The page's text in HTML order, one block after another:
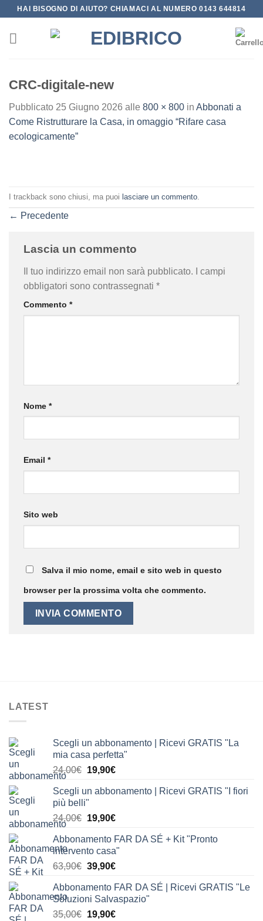
Salta
contenuti
HAI BISOGNO DI AIUTO? CHIAMACI AL NUMERO 0143 644814
CRC-digitale-new
Pubblicato 25 Giugno 2026 alle 800 × 800 in Abbonati a
Come Ristrutturare la Casa, in omaggio “Rifare casa
ecologicamente”
I trackback sono chiusi, ma puoi lasciare un commento
← Precedente
Lascia un commento
Il tuo indirizzo email non sarà pubblicato.
I campi
obbligatori sono contrassegnati *
Commento *
Nome *
Email *
Sito web
Salva il mio nome, email e sito web in questo
browser per la prossima volta che commento.
LATEST
Scegli un abbonamento | Ricevi GRATIS "La
mia casa perfetta"
24,00€ Il
originale
24,00€.
19,90€Il
attuale
19,90€.
Scegli un abbonamento | Ricevi GRATIS "I fiori
più belli"
24,00€ Il
originale
era:
24,00€.
19,90€Il
attuale
è:
19,90€.
Abbonamento FAR DA SÉ + Kit "Pronto
intervento casa"
63,90€ Il
originale
era:
63,90€.
39,90€Il
attuale
è:
39,90€.
Abbonamento FAR DA SÉ | Ricevi GRATIS "Le
Soluzioni Salvaspazio"
35,00€ Il
19,90€Il